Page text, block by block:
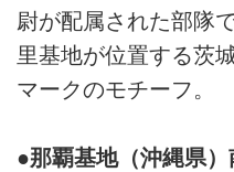
尉が配属された部隊
里基地が位置する茨
マークのモチーフ。
●那覇基地（沖縄県